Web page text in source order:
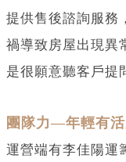
提供售後諮詢服務
禍導致房屋出現異
是很願意聽客戶提
團隊力—年輕有
運營端有李佳陽運